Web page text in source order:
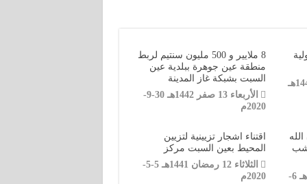
الأحد 12 جمادى الأولى 1442هـ
8 ملايير و 500 مليون سنتيم لربط
منطقة عين جوهرة ببلدية عين
السبت بشبكة غاز المدينة
الأربعاء 13 صفر 1442هـ 30-9-
2020م
الأثنين 15 ذو القعدة 1441هـ 6-
اقتناء اشجار تزيينية لتزيين
المحيط بعين السبت مركز
الثلاثاء 12 رمضان 1441هـ 5-5-
2020م